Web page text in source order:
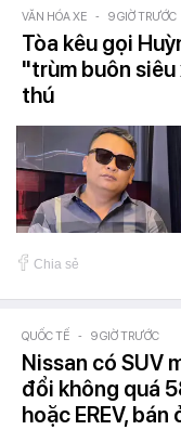
VĂN HÓA XE - 9 GIỜ TRƯỚC
Tòa kêu gọi
"trùm buôn siêu
thú
Chia sẻ
QUỐC TẾ - 9 GIỜ TRƯỚC
Nissan có SUV
đổi không quá
hoặc EREV,